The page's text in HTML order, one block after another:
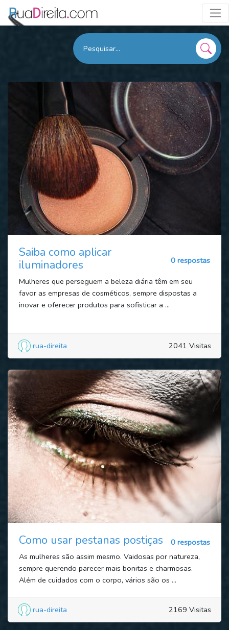
Saiba como aplicar
iluminadores
0 respostas
Mulheres que perseguem a beleza diária têm em seu
favor as empresas de cosméticos, sempre dispostas a
inovar e oferecer produtos para sofisticar a ...
rua-direita 2041 Visitas
Como usar pestanas postiças
0 respostas
As mulheres são assim mesmo. Vaidosas por natureza,
sempre querendo parecer mais bonitas e charmosas.
Além de cuidados com o corpo, vários são os ...
rua-direita 2169 Visitas